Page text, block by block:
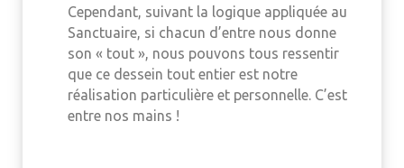
Cependant, suivant la logique appliquée au
Sanctuaire, si chacun d’entre nous donne
son « tout », nous pouvons tous ressentir
que ce dessein tout entier est notre
réalisation particulière et personnelle. C’est
entre nos mains !